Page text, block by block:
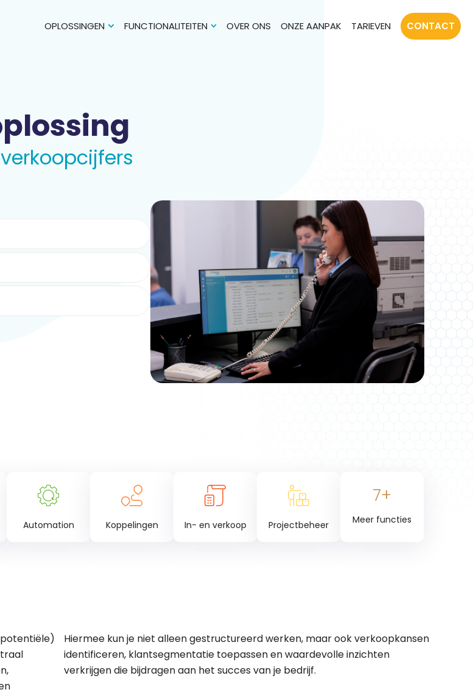
OPLOSSINGEN FUNCTIONALITEITEN OVER ONS ONZE AANPAK TARIEVEN CONTACT
Automation Koppelingen In- en verkoop Projectbeheer
7+
Meer functies
Hiermee kun je niet alleen gestructureerd werken, maar ook verkoopkansen
identificeren, klantsegmentatie toepassen en waardevolle inzichten
verkrijgen die bijdragen aan het succes van je bedrijf.